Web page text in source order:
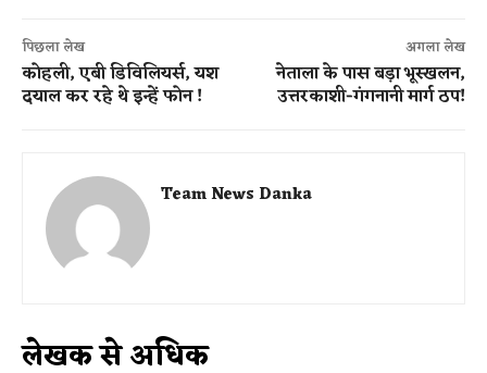
पिछला लेख
कोहली, एबी डिविलियर्स, यश
दयाल कर रहे थे इन्हें फोन !
अगला लेख
नेताला के पास बड़ा भूस्खलन,
उत्तरकाशी-गंगनानी मार्ग ठप!
Team News Danka
लेखक से अधिक